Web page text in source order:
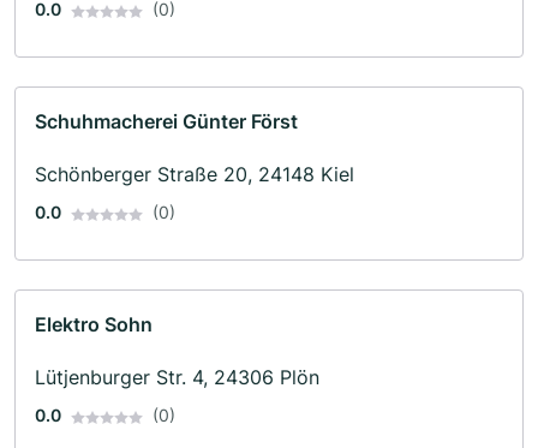
0.0 (0)
Schuhmacherei Günter Först
Schönberger Straße 20, 24148 Kiel
0.0 (0)
Elektro Sohn
Lütjenburger Str. 4, 24306 Plön
0.0 (0)